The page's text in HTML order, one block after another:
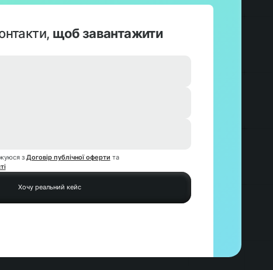
щоб завантажити
з Договір публічної оферти та